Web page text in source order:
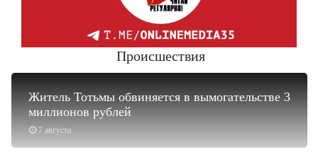
Происшествия
7 августа
Житель Тотьмы обвиняется в вымогательстве 3
миллионов рублей